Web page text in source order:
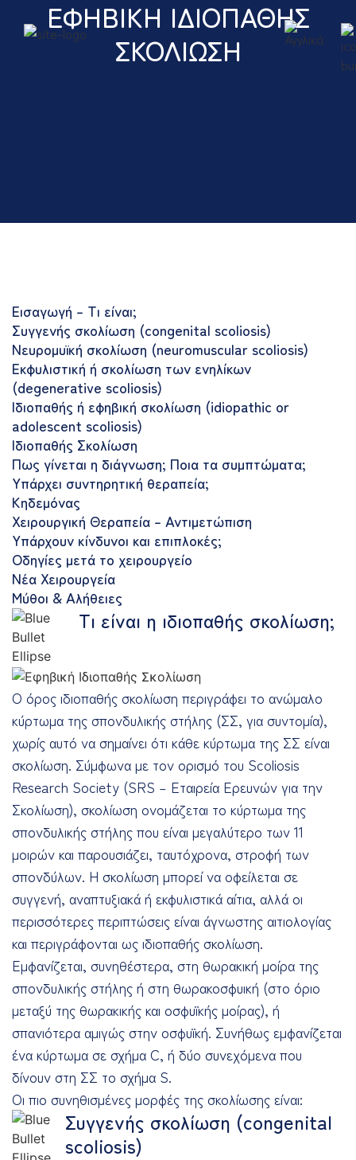
ΕΦΗΒΙΚΉ ΙΔΙΟΠΑΘΉΣ
ΣΚΟΛΊΩΣΗ
Εισαγωγή – Τι είναι;
Συγγενής σκολίωση (congenital scoliosis)
Νευρομυϊκή σκολίωση (neuromuscular scoliosis)
Εκφυλιστική ή σκολίωση των ενηλίκων
(degenerative scoliosis)
Ιδιοπαθής ή εφηβική σκολίωση (idiopathic or
adolescent scoliosis)
Ιδιοπαθής Σκολίωση
Πως γίνεται η διάγνωση; Ποια τα συμπτώματα;
Υπάρχει συντηρητική θεραπεία;
Κηδεμόνας
Χειρουργική Θεραπεία – Αντιμετώπιση
Υπάρχουν κίνδυνοι και επιπλοκές;
Οδηγίες μετά το χειρουργείο
Νέα Χειρουργεία
Μύθοι & Αλήθειες
Τι είναι η ιδιοπαθής σκολίωση;
Ο όρος ιδιοπαθής σκολίωση περιγράφει το ανώμαλο
κύρτωμα της σπονδυλικής στήλης (ΣΣ, για συντομία),
χωρίς αυτό να σημαίνει ότι κάθε κύρτωμα της ΣΣ είναι
σκολίωση. Σύμφωνα με τον ορισμό του Scoliosis
Research Society (SRS – Εταιρεία Ερευνών για την
Σκολίωση), σκολίωση ονομάζεται το κύρτωμα της
σπονδυλικής στήλης που είναι μεγαλύτερο των 11
μοιρών και παρουσιάζει, ταυτόχρονα, στροφή των
σπονδύλων. Η σκολίωση μπορεί να οφείλεται σε
συγγενή, αναπτυξιακά ή εκφυλιστικά αίτια, αλλά οι
περισσότερες περιπτώσεις είναι άγνωστης αιτιολογίας
και περιγράφονται ως ιδιοπαθής σκολίωση.
Εμφανίζεται, συνηθέστερα, στη θωρακική μοίρα της
σπονδυλικής στήλης ή στη θωρακοσφυική (στο όριο
μεταξύ της θωρακικής και οσφυϊκής μοίρας), ή
σπανιότερα αμιγώς στην οσφυϊκή. Συνήθως εμφανίζεται
ένα κύρτωμα σε σχήμα C, ή δύο συνεχόμενα που
δίνουν στη ΣΣ το σχήμα S.
Οι πιο συνηθισμένες μορφές της σκολίωσης είναι:
Συγγενής σκολίωση (congenital
scoliosis)